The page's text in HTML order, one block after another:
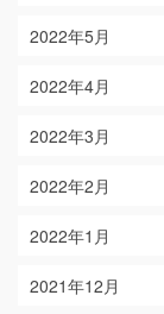
2022年5月
2022年4月
2022年3月
2022年2月
2022年1月
2021年12月